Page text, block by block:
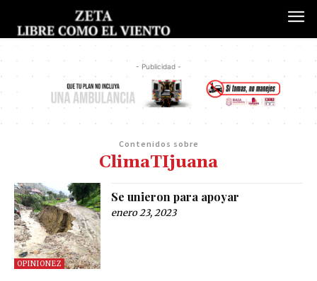
- Publicidad -
Contenidos sobre
ClimaTIjuana
OPINIONEZ
Se unieron para apoyar
enero 23, 2023